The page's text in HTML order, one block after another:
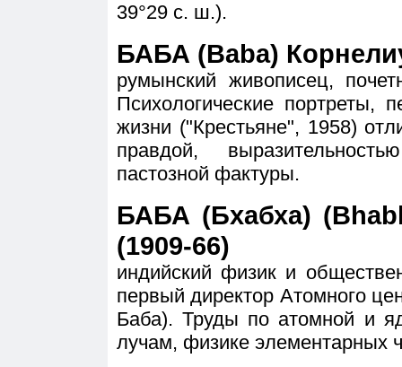
39°29 с. ш.).
БАБА (Baba)
румынский живописец,
Психологические портреты,
жизни ("Крестьяне", 1958)
правдой,
пастозной фактуры.
БАБА (Бхабха)
(1909-66)
индийский физик и
первый директор Атомного
Баба). Труды по атомной и
лучам, физике элементарных